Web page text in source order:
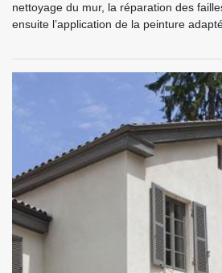
nettoyage du mur, la réparation des
ensuite l’application de la peinture